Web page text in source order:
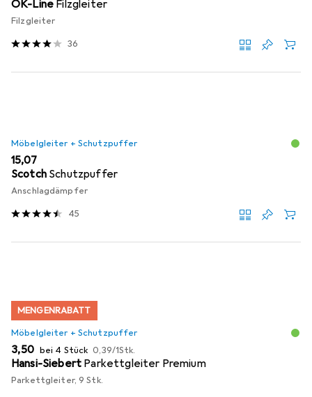
OK-Line Filzgleiter
Filzgleiter
36
Möbelgleiter + Schutzpuffer
EUR
15,07
Scotch Schutzpuffer
Anschlagdämpfer
45
MENGENRABATT
Möbelgleiter + Schutzpuffer
EUR
3,50 bei 4 Stück EUR
0,39/1Stk.
Hansi-Siebert Parkettgleiter Premium
Parkettgleiter, 9 Stk.